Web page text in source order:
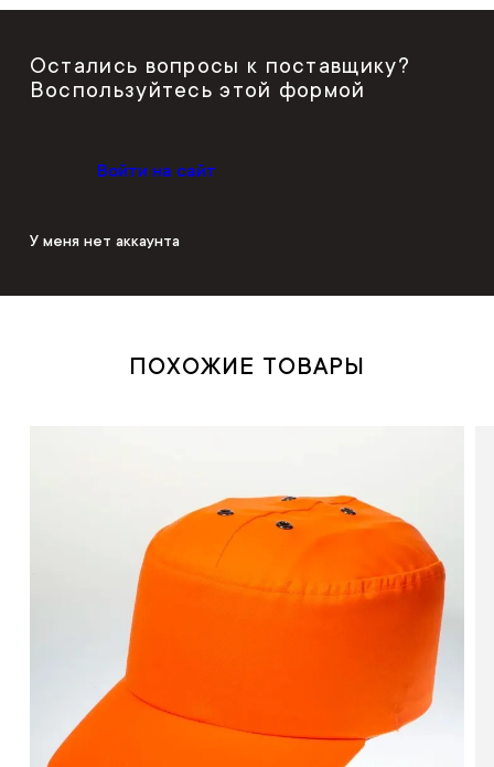
Остались вопросы к поставщику?
Воспользуйтесь этой формой
Войти на сайт
У меня нет аккаунта
ПОХОЖИЕ ТОВАРЫ